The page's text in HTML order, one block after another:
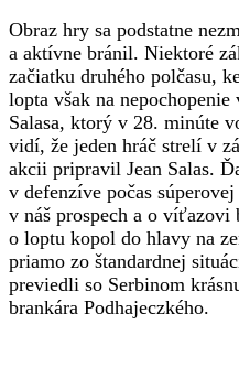
Obraz hry sa podstatne
a aktívne bránil. Niektoré
začiatku druhého polčasu,
lopta však na
Salasa, ktorý v 28. minúte
vidí, že jeden hráč strelí v
akcii pripravil Jean Salas.
v defenzíve počas
v náš prospech a o víťazovi
o loptu kopol do hlavy na
priamo zo štandardnej
previedli so Serbinom
brankára Podhajeczkého.